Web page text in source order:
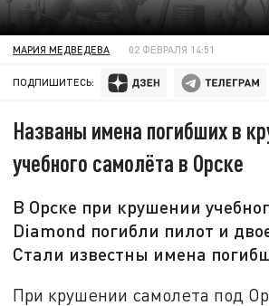
МАРИЯ МЕДВЕДЕВА 02 ФЕВРАЛЯ 14:51
ПОДПИШИТЕСЬ:
Названы имена погибших в
учебного самолёта в Орске
В Орске при крушении
Diamond погибли пилот и
Стали известны имена
При крушении самолета под